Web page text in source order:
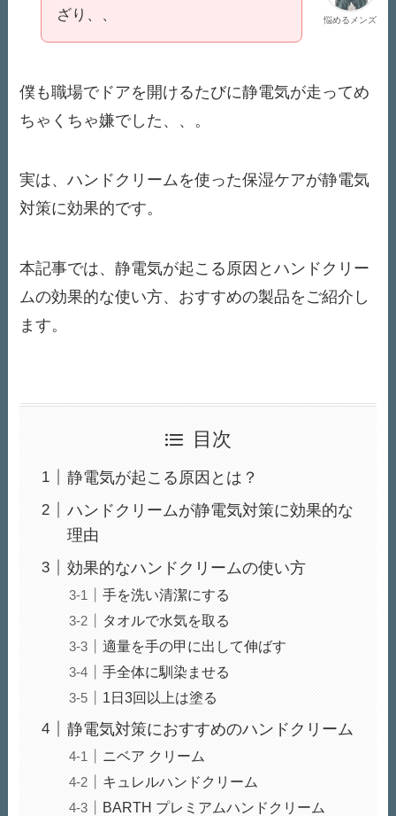
悩めるメンズ
ざり、、
僕も職場でドアを開けるたびに静電気が走ってめ
ちゃくちゃ嫌でした、、。
​実は、ハンドクリームを使った保湿ケアが静電気
対策に効果的です。​
本記事では、静電気が起こる原因とハンドクリー
ムの効果的な使い方、おすすめの製品をご紹介し
ます。
目次
静電気が起こる原因とは？
ハンドクリームが静電気対策に効果的な
理由
効果的なハンドクリームの使い方
手を洗い清潔にする
タオルで水気を取る
適量を手の甲に出して伸ばす
手全体に馴染ませる
1日3回以上は塗る
静電気対策におすすめのハンドクリーム
ニベア クリーム
キュレルハンドクリーム
BARTH プレミアムハンドクリーム